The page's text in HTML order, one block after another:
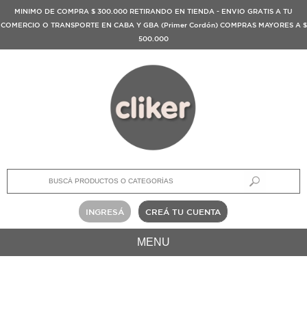
MINIMO DE COMPRA $ 300.000 RETIRANDO EN TIENDA - ENVIO GRATIS A TU
COMERCIO O TRANSPORTE EN CABA Y GBA (Primer Cordón) COMPRAS MAYORES A $
500.000
INGRESÁ CREÁ TU CUENTA
MENU